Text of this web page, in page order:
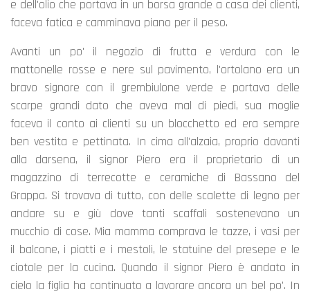
e dell'olio che portava in un borsa grande a casa dei clienti,
faceva fatica e camminava piano per il peso.
Avanti un po' il negozio di frutta e verdura con le
mattonelle rosse e nere sul pavimento, l'ortolano era un
bravo signore con il grembiulone verde e portava delle
scarpe grandi dato che aveva mal di piedi, sua moglie
faceva il conto ai clienti su un blocchetto ed era sempre
ben vestita e pettinata. In cima all'alzaia, proprio davanti
alla darsena, il signor Piero era il proprietario di un
magazzino di terrecotte e ceramiche di Bassano del
Grappa. Si trovava di tutto, con delle scalette di legno per
andare su e giù dove tanti scaffali sostenevano un
mucchio di cose. Mia mamma comprava le tazze, i vasi per
il balcone, i piatti e i mestoli, le statuine del presepe e le
ciotole per la cucina. Quando il signor Piero è andato in
cielo la figlia ha continuato a lavorare ancora un bel po'. In